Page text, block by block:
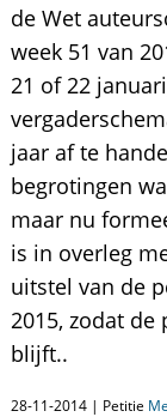
de Wet
week 51 van
21 of 22
jaar af te
begrotingen
maar nu
is in overleg
uitstel van de
2015, zodat
blijft..
28-11-2014 | Petitie